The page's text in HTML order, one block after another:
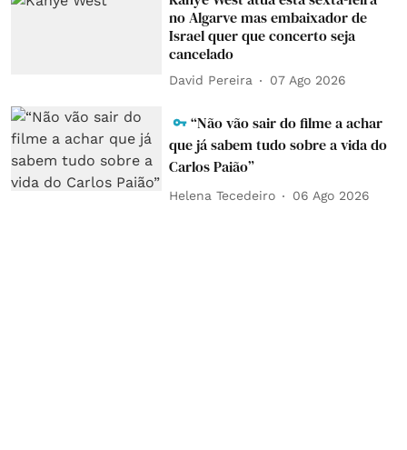
no Algarve mas embaixador de
Israel quer que concerto seja
cancelado
David Pereira 07 Ago 2026
“Não vão sair do filme a achar
que já sabem tudo sobre a vida do
Carlos Paião”
Helena Tecedeiro 06 Ago 2026